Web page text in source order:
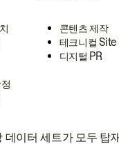
콘텐츠 제작
테크니컬
디지털 PR
이터 세트가 모두 탑